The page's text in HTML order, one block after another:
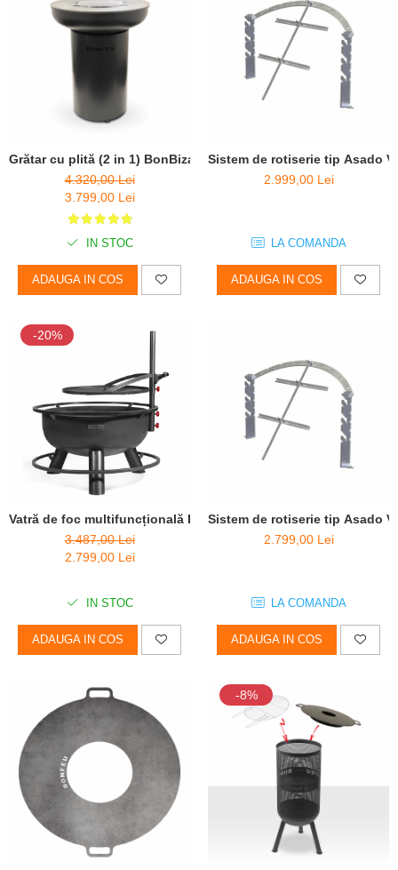
Grătar cu plită (2 in 1) BonBiza Black- D 80cm x H 100cm
4.320,00 Lei
3.799,00 Lei
IN STOC
ADAUGA IN COS
Sistem de rotiserie tip Asado
2.999,00 Lei
LA COMANDA
ADAUGA IN COS
-20%
Vatră de foc multifuncțională Bandito + suport ceaun
3.487,00 Lei
2.799,00 Lei
IN STOC
ADAUGA IN COS
Sistem de rotiserie tip Asado
2.799,00 Lei
LA COMANDA
ADAUGA IN COS
-8%